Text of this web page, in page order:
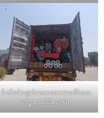
ម៉ាស៊ីនប៉ាឡេរដែលមានថាមពលឌីសែល
នៅក្នុងកុងតឺន័រ 20GP